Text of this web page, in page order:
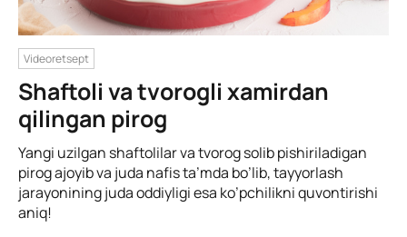
Videoretsept
Shaftoli va tvorogli xamirdan
qilingan pirog
Yangi uzilgan shaftolilar va tvorog solib pishiriladigan
pirog ajoyib va juda nafis ta’mda bo’lib, tayyorlash
jarayonining juda oddiyligi esa ko’pchilikni quvontirishi
aniq!